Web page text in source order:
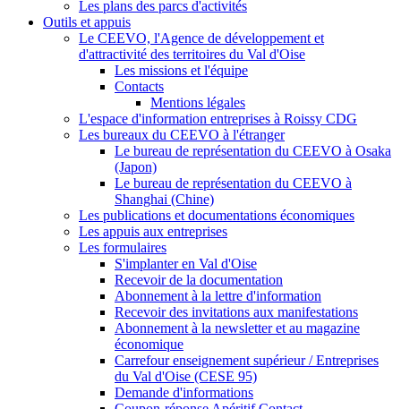
Les plans des parcs d'activités
Outils et appuis
Le CEEVO, l'Agence de développement et
d'attractivité des territoires du Val d'Oise
Les missions et l'équipe
Contacts
Mentions légales
L'espace d'information entreprises à Roissy CDG
Les bureaux du CEEVO à l'étranger
Le bureau de représentation du CEEVO à Osaka
(Japon)
Le bureau de représentation du CEEVO à
Shanghai (Chine)
Les publications et documentations économiques
Les appuis aux entreprises
Les formulaires
S'implanter en Val d'Oise
Recevoir de la documentation
Abonnement à la lettre d'information
Recevoir des invitations aux manifestations
Abonnement à la newsletter et au magazine
économique
Carrefour enseignement supérieur / Entreprises
du Val d'Oise (CESE 95)
Demande d'informations